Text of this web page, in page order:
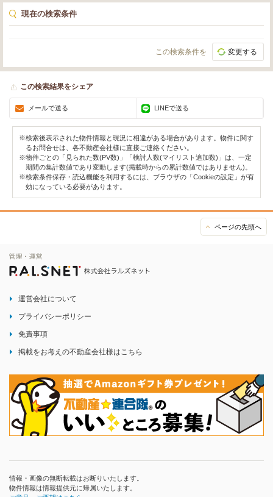
現在の検索条件
この検索条件を 変更する
この検索結果をシェア
メールで送る LINEで送る
※検索後表示された物件情報と現況に相違がある場合があります。物件に関す
るお問合せは、各不動産会社様に直接ご連絡ください。
※物件ごとの「見られた数(PV数)」「検討人数(マイリスト追加数)」は、一定
期間の集計数値であり変動します(掲載時からの累計数値ではありません)。
※検索条件保存・読込機能を利用するには、ブラウザの「Cookieの設定」が有
効になっている必要があります。
ページの先頭へ
運営会社について
プライバシーポリシー
免責事項
掲載をお考えの不動産会社様はこちら
情報・画像の無断転載はお断りいたします。
物件情報は情報提供元に帰属いたします。